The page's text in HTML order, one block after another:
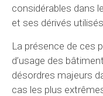
considérables dans
et ses dérivés
La présence de ces
d’usage des
désordres majeurs
cas les plus